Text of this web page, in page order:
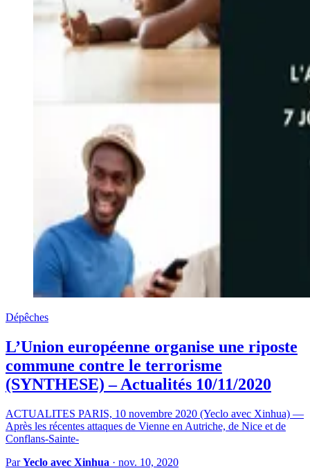
Dépêches
L’Union européenne organise une riposte
commune contre le terrorisme
(SYNTHESE) – Actualités 10/11/2020
ACTUALITES PARIS, 10 novembre 2020 (Yeclo avec Xinhua) —
Après les récentes attaques de Vienne en Autriche, de Nice et de
Conflans-Sainte-
ParYeclo avec Xinhua · nov. 10, 2020